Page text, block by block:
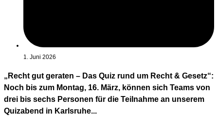
1. Juni 2026
„Recht gut geraten – Das Quiz rund um Recht & Gesetz“:
Noch bis zum Montag, 16. März, können sich Teams von
drei bis sechs Personen für die Teilnahme an unserem
Quizabend in Karlsruhe...